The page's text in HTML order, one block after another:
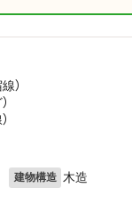
）
）
建物構造 木造